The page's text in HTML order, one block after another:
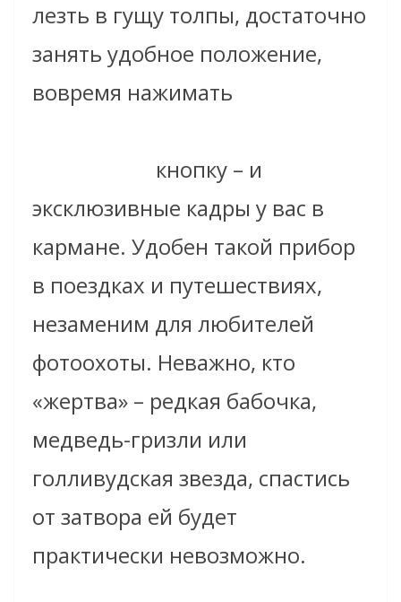
лезть в гущу толпы, достаточно
занять удобное положение,
вовремя нажимать
кнопку – и
эксклюзивные кадры у вас в
кармане. Удобен такой прибор
в поездках и путешествиях,
незаменим для любителей
фотоохоты. Неважно, кто
«жертва» – редкая бабочка,
медведь-гризли или
голливудская звезда, спастись
от затвора ей будет
практически невозможно.